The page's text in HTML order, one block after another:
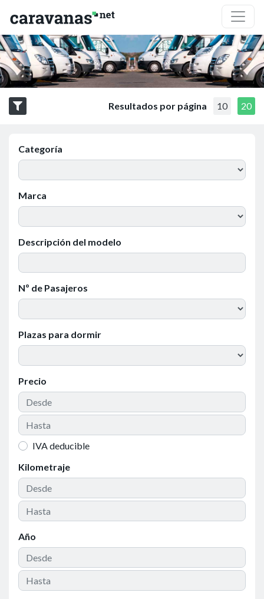
Resultados por página 10 20
Categoría
Marca
Descripción del modelo
Nº de Pasajeros
Plazas para dormir
Precio
IVA deducible
Kilometraje
Año